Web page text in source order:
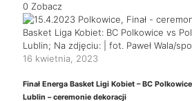
0 Zobacz
16 kwietnia, 2023
Finał Energa Basket Ligi Kobiet – BC
Lublin – ceremonie dekoracji